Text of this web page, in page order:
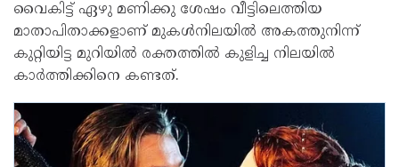
വൈകിട്ട് ഏഴു മണിക്കു ശേഷം വീട്ടിലെത്തിയ
മാതാപിതാക്കളാണ് മുകൾനിലയിൽ അകത്തുനിന്ന്
കുറ്റിയിട്ട മുറിയിൽ രക്തത്തിൽ കുളിച്ച നിലയിൽ
കാർത്തിക്കിനെ കണ്ടത്.